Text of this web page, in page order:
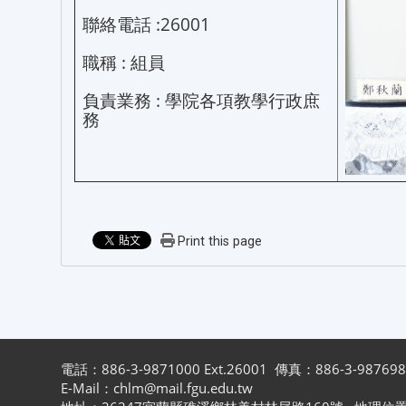
聯絡電話 :26001
職稱 : 組員
負責業務 : 學院各項教學行政庶
務
Print this page
電話：886-3-9871000 Ext.26001 傳真：886-3-
E-Mail：chlm@mail.fgu.edu.tw